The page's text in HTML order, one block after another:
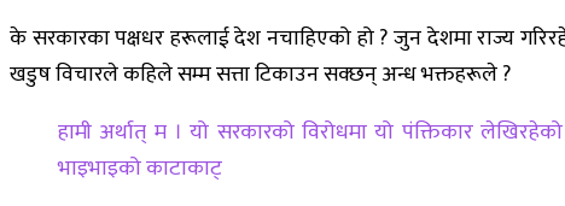
के सरकारका पक्षधर हरूलाई देश नचाहिएको हो ? जुन देशमा राज्य
खडुष विचारले कहिले सम्म सत्ता टिकाउन सक्छन् अन्ध भक्तहरूले ?
हामी अर्थात् म । यो सरकारको विरोधमा यो पंक्तिकार
भाइभाइको काटाकाट्